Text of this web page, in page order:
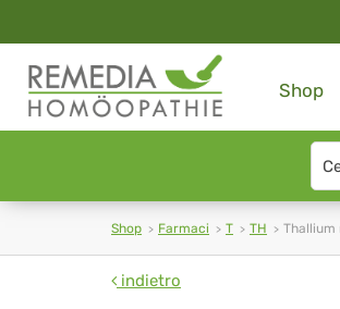
Shop
Shop Farmaci T TH Thallium
indietro